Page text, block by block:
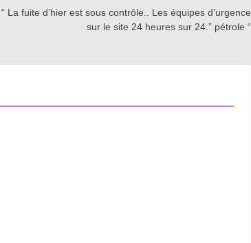
La fuite d’hier est sous contrôle.. Les équipes d’urgence
sur le site 24 heures sur 24.” pétrole “